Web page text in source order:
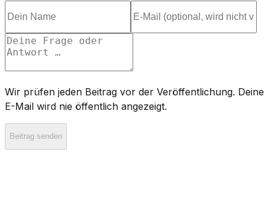
Wir prüfen jeden Beitrag vor der Veröffentlichung. Deine
E-Mail wird nie öffentlich angezeigt.
Beitrag senden